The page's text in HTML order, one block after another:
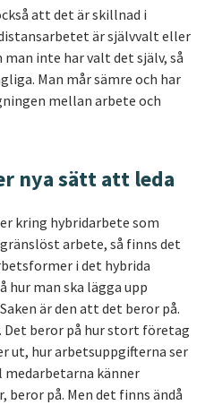
att det är skillnad i
är självvalt eller
inte har valt det själv, så
Man mår sämre och har
mellan arbete och
nya sätt att leda
kring hybridarbete som
arbete, så finns det
i det hybrida
hur man ska lägga upp
är den att det beror på.
Det beror på hur stort företag
ut, hur arbetsuppgifterna ser
känner
beror på. Men det finns ändå